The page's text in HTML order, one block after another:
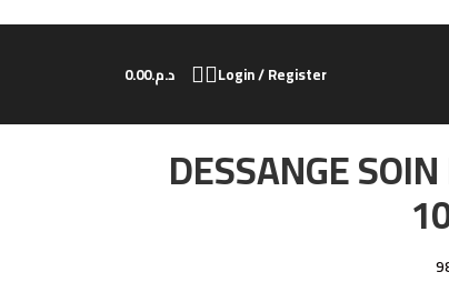
Login / Register د.م.0.00
DESSANGE